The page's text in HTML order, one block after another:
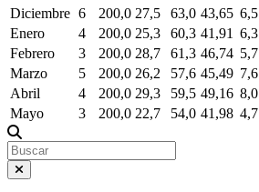
Diciembre 6 200,0 27,5 63,0 43,65 6,5
Enero
4 200,0 25,3 60,3 41,91 6,3
Febrero
3 200,0 28,7 61,3 46,74 5,7
Marzo
5 200,0 26,2 57,6 45,49 7,6
Abril
4 200,0 29,3 59,5 49,16 8,0
Mayo
3 200,0 22,7 54,0 41,98 4,7